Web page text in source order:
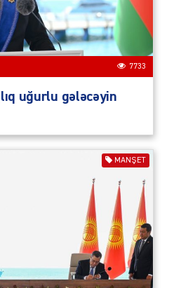
7733
uğurlu gələcəyin
MANŞET